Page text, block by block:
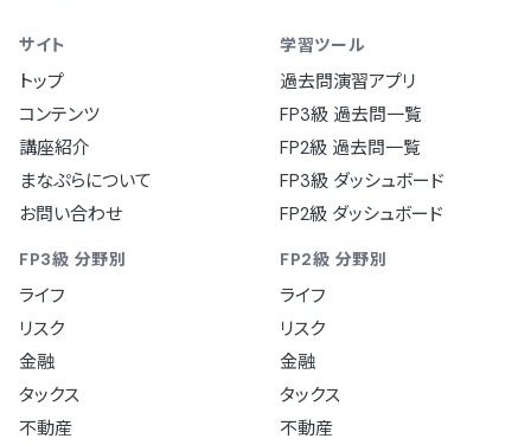
サイト
トップ
コンテンツ
講座紹介
まなぷらについて
お問い合わせ
学習ツール
過去問演習アプリ
FP3級 過去問一覧
FP2級 過去問一覧
FP3級 ダッシュボード
FP2級 ダッシュボード
FP3級 分野別
ライフ
リスク
金融
タックス
不動産
FP2級 分野別
ライフ
リスク
金融
タックス
不動産